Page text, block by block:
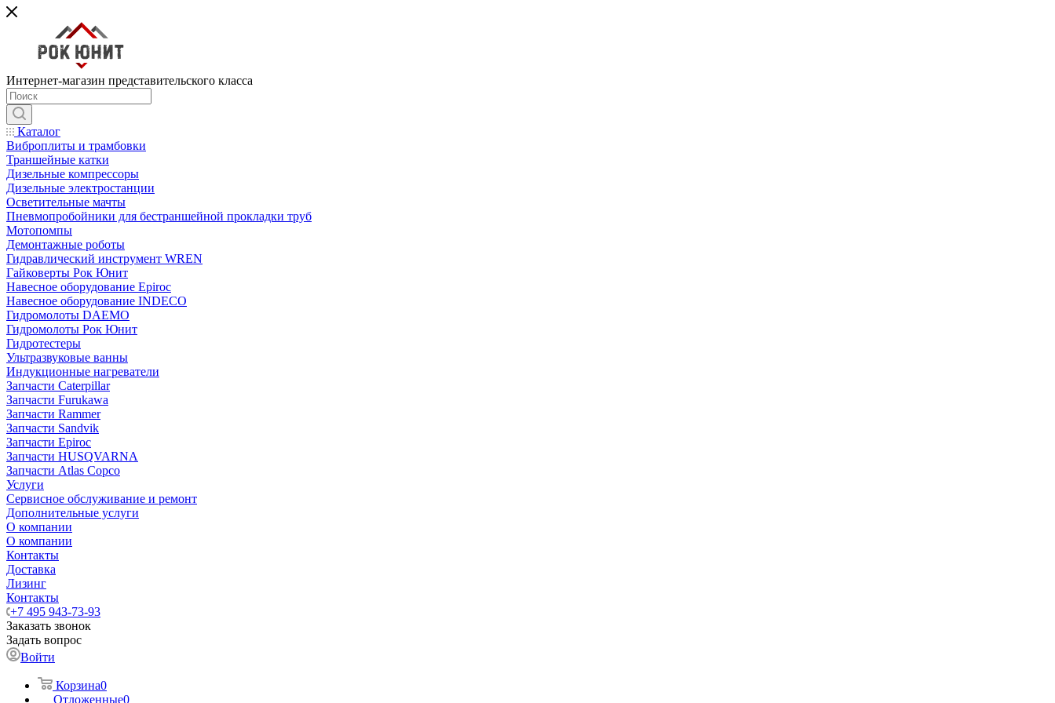
Интернет-магазин представительского класса
Каталог
Виброплиты и трамбовки
Траншейные катки
Дизельные компрессоры
Дизельные электростанции
Осветительные мачты
Пневмопробойники для бестраншейной прокладки труб
Мотопомпы
Демонтажные роботы
Гидравлический инструмент WREN
Гайковерты Рок Юнит
Навесное оборудование Epiroc
Навесное оборудование INDECO
Гидромолоты DAEMO
Гидромолоты Рок Юнит
Гидротестеры
Ультразвуковые ванны
Индукционные нагреватели
Запчасти Caterpillar
Запчасти Furukawa
Запчасти Rammer
Запчасти Sandvik
Запчасти Epiroc
Запчасти HUSQVARNA
Запчасти Atlas Copco
Услуги
Сервисное обслуживание и ремонт
Дополнительные услуги
О компании
О компании
Контакты
Доставка
Лизинг
Контакты
+7 495 943-73-93
Заказать звонок
Задать вопрос
Войти
Корзина0
Отложенные0